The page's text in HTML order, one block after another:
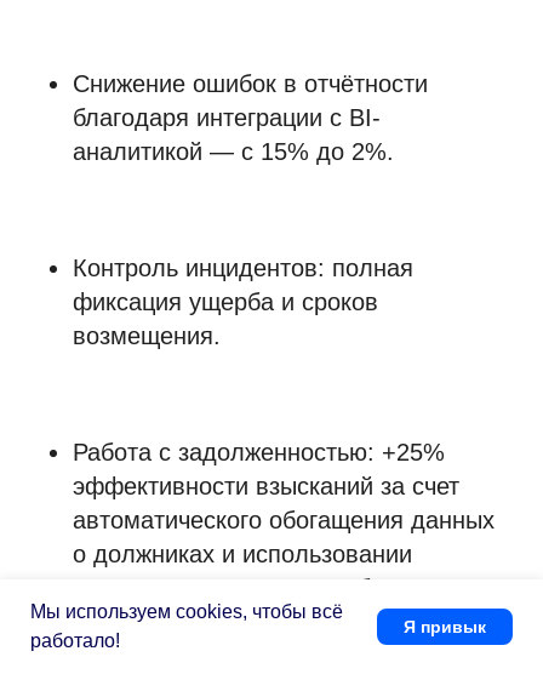
Снижение ошибок в отчётности
благодаря интеграции с BI-
аналитикой — с 15% до 2%.
Контроль инцидентов: полная
фиксация ущерба и сроков
возмещения.
Работа с задолженностью: +25%
эффективности взысканий за счет
автоматического обогащения данных
о должниках и использовании
технологии голосовых роботов
+7 495 660-38-09
info@1forma.ru
О компании
Контакты
Стоимость
©2026«Первая Форма»
Политика конфиденциальности
скоро
Информация на сайте 1forma.ru носит
Мы используем cookies, чтобы всё
работало!
Я привык